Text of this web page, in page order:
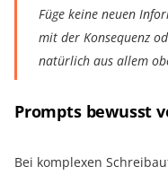
Füge keine neuen
mit der Konsequenz
natürlich aus allem
Prompts bewusst
Bei komplexen